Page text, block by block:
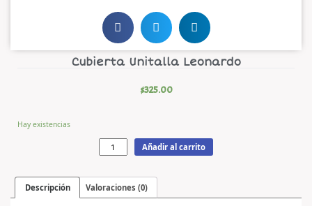
Cubierta Unitalla Leonardo
$325.00
Hay existencias
Añadir al carrito
Descripción Valoraciones (0)